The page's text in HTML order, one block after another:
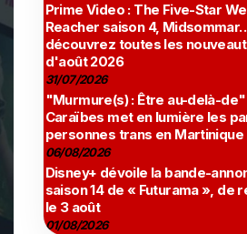
Prime Video : The Five-Star
Reacher saison 4,
découvrez toutes les
d'août 2026
31/07/2026
"Murmure(s) : Être au-delà-de"
Caraïbes met en lumière les
personnes trans en Martinique
06/08/2026
Disney+ dévoile la bande-
saison 14 de « Futurama », de
le 3 août
01/08/2026